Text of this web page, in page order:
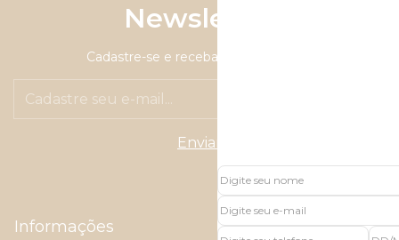
Newsletter
Cadastre-se e receba nossas ofertas.
Informações